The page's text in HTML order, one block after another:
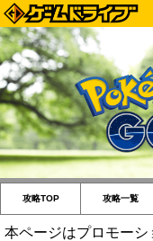
攻略TOP 攻略一覧
本ページはプロモー